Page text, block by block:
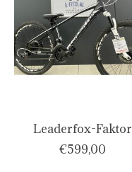
Leaderfox-Faktor
€599,00